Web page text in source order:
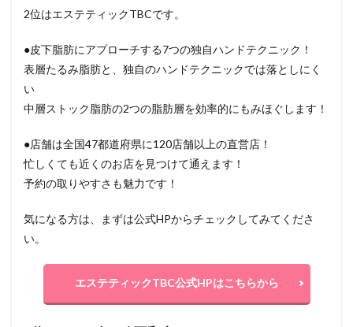
2位はエステティックTBCです。
●皮下脂肪にアプローチする7つの独自ハンドテクニック！
表層たるみ脂肪と、独自のハンドテクニックでは落としにく
い
中層ストック脂肪の2つの脂肪層を効率的にもみほぐします！
●店舗は全国47都道府県に120店舗以上の直営店！
忙しくても近くのお店を見つけて通えます！
予約の取りやすさも魅力です！
気になる方は、まずは公式HPからチェックしてみてくださ
い。
エステティックTBC公式HPはこちらから